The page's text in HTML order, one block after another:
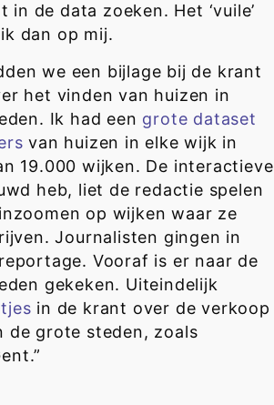
de data zoeken. Het ‘vuile’
dan op mij.
we een bijlage bij de krant
het vinden van huizen in
Ik had een grote dataset
van huizen in elke wijk in
19.000 wijken. De interactieve
heb, liet de redactie spelen
op wijken waar ze
Journalisten gingen in
Vooraf is er naar de
gekeken. Uiteindelijk
in de krant over de verkoop
de grote steden, zoals